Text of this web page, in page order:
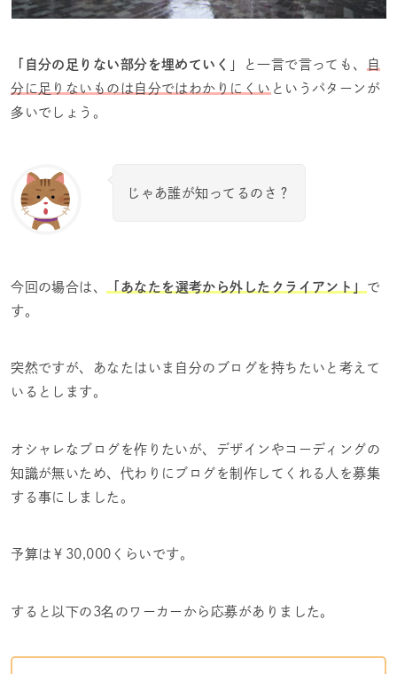
「自分の足りない部分を埋めていく 」と一言で言っても、
自
分に足りないものは自分ではわかりにくい というパターンが
多いでしょう。
じゃあ誰が知ってるのさ？
今回の場合は、 「あなたを選考から外したクライアント」 で
す。
突然ですが、あなたはいま自分のブログを持ちたいと考えて
いるとします。
オシャレなブログを作りたいが、デザインやコーディングの
知識が無いため、代わりにブログを制作してくれる人を募集
する事にしました。
予算は￥30,000くらい です。
すると以下の3名のワーカーから応募がありました。